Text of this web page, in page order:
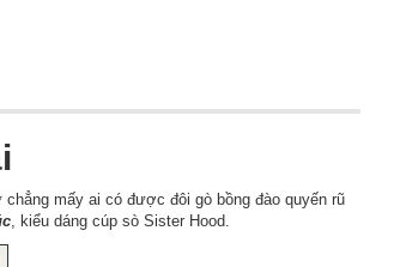
mấy ai có được đôi gò bồng đào quyến rũ
, kiểu dáng cúp sò Sister Hood.